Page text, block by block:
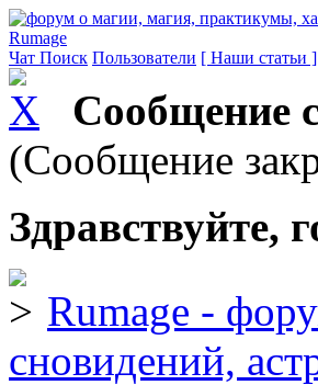
Rumage
Чат Поиск Пользователи [ Наши статьи ]
Сообщение
(Сообщение
Здравствуйте,
Rumage -
сновидений,